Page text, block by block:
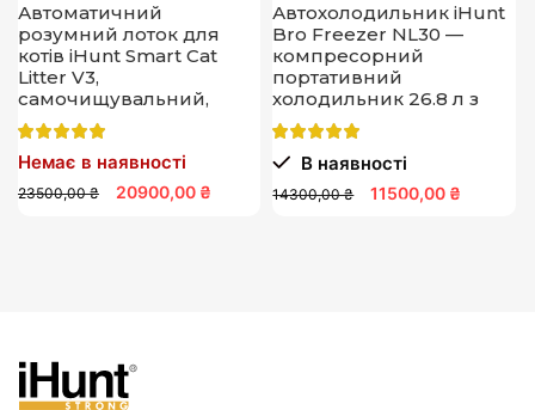
Автоматичний
розумний лоток для
котів iHunt Smart Cat
Litter V3,
самочищувальний,
контроль запаху,
мобільний додаток
Немає в наявності
23500,00 ₴ 20900,00 ₴
Автохолодильник iHunt
Bro Freezer NL30 —
компресорний
портативний
холодильник 26.8 л з
живленням 12В для
автомобіля, кемпінгу та
подорожей, ефективне
охолодження в дорозі
В наявності
14300,00 ₴ 11500,00 ₴